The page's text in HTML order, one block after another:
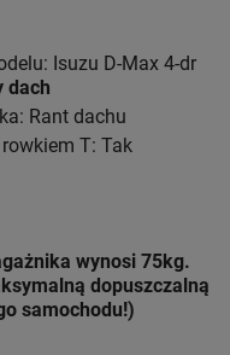
Isuzu D-Max 4-dr
dach
Rant dachu
T: Tak
wynosi 75kg.
dopuszczalną
samochodu!)